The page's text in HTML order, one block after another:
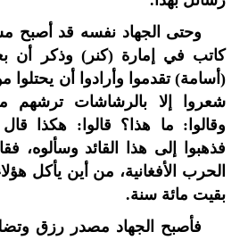
وحتى الجهاد نفسه قد أصبح
كاتب في إمارة (كنر) وذكر أن
(أسامة) تقدموا وأرادوا أن يحتلوا
شعروا إلا بالرشاشات ترشهم
وقالوا: ما هذا؟ قالوا: هكذا قال
فذهبوا إلى هذا القائد وسألوه،
الحرب الأفغانية، من أين يأكل
بقيت مائة سنة.
فأصبح الجهاد مصدر رزق